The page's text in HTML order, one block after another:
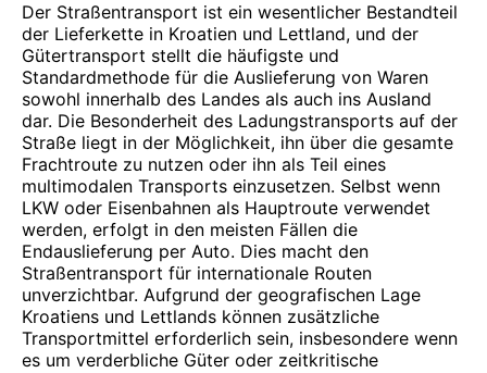
Der Straßentransport ist ein wesentlicher Bestandteil
der Lieferkette in Kroatien und Lettland, und der
Gütertransport stellt die häufigste und
Standardmethode für die Auslieferung von Waren
sowohl innerhalb des Landes als auch ins Ausland
dar. Die Besonderheit des Ladungstransports auf der
Straße liegt in der Möglichkeit, ihn über die gesamte
Frachtroute zu nutzen oder ihn als Teil eines
multimodalen Transports einzusetzen. Selbst wenn
LKW oder Eisenbahnen als Hauptroute verwendet
werden, erfolgt in den meisten Fällen die
Endauslieferung per Auto. Dies macht den
Straßentransport für internationale Routen
unverzichtbar. Aufgrund der geografischen Lage
Kroatiens und Lettlands können zusätzliche
Transportmittel erforderlich sein, insbesondere wenn
es um verderbliche Güter oder zeitkritische